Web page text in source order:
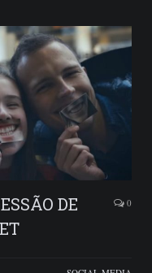
DE
0